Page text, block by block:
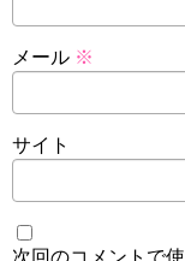
メール ※
サイト